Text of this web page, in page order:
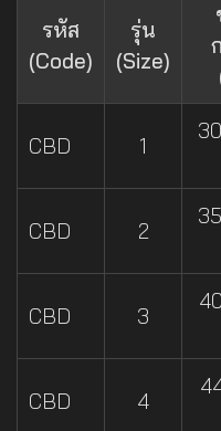
รหัส
(Code)
รุ่น
(Size)
CBD 1
CBD 2
CBD 3
CBD 4